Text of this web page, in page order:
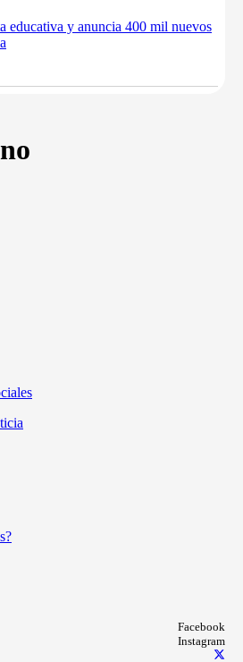
educativa y anuncia 400 mil nuevos
Facebook
Instagram